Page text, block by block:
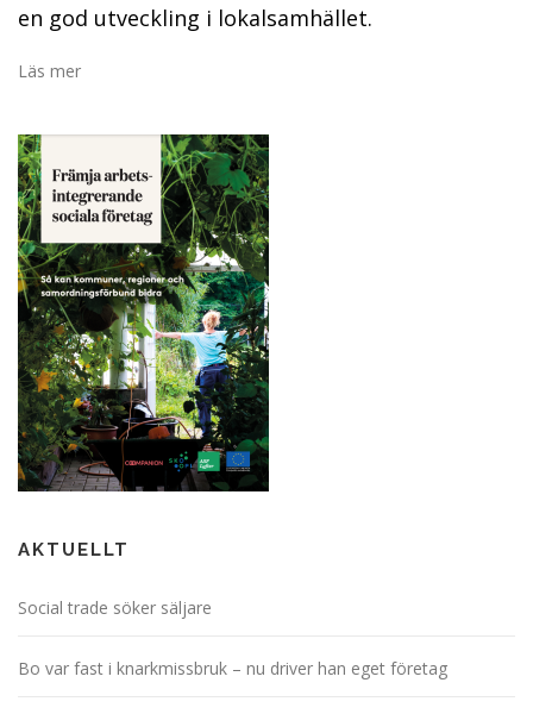
en god utveckling i lokalsamhället.
Läs mer
AKTUELLT
Social trade söker säljare
Bo var fast i knarkmissbruk – nu driver han eget företag